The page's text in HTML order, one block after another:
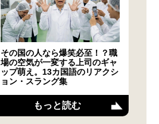
その国の人なら爆笑必至！？職
場の空気が一変する上司のギャ
ップ萌え。13カ国語のリアクシ
ョン・スラング集
もっと読む